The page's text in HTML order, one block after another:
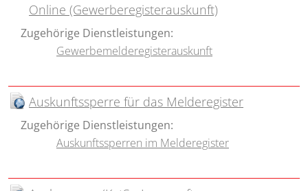
Online (Gewerberegisterauskunft)
Zugehörige Dienstleistungen:
Gewerbemelderegisterauskunft
Auskunftssperre für das Melderegister
Zugehörige Dienstleistungen:
Auskunftssperren im Melderegister